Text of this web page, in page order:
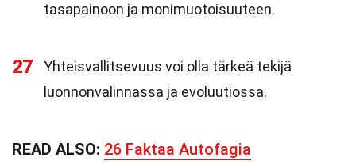
tasapainoon ja monimuotoisuuteen.
27
Yhteisvallitsevuus voi olla tärkeä tekijä
luonnonvalinnassa ja evoluutiossa.
READ ALSO: 26 Faktaa Autofagia